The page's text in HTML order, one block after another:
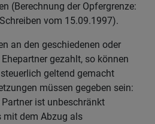
(Berechnung der Opfergrenze:
vom 15.09.1997).
an den geschiedenen oder
gezahlt, so können
geltend gemacht
müssen gegeben sein:
ist unbeschränkt
mit dem Abzug als